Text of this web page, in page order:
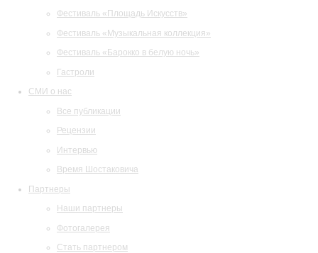
Фестиваль «Площадь Искусств»
Фестиваль «Музыкальная коллекция»
Фестиваль «Барокко в белую ночь»
Гастроли
СМИ о нас
Все публикации
Рецензии
Интервью
Время Шостаковича
Партнеры
Наши партнеры
Фотогалерея
Стать партнером